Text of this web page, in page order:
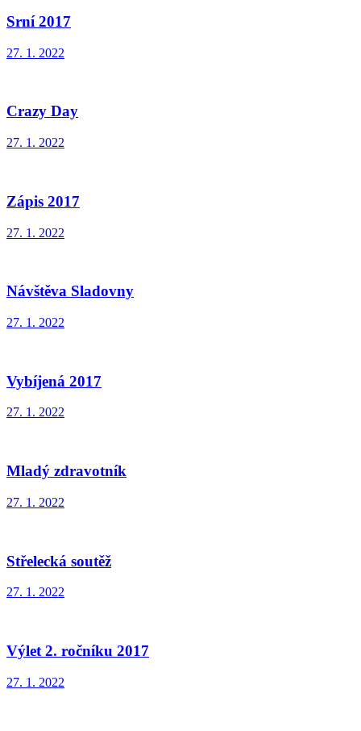
Srní 2017
27. 1. 2022
Crazy Day
27. 1. 2022
Zápis 2017
27. 1. 2022
Návštěva Sladovny
27. 1. 2022
Vybíjená 2017
27. 1. 2022
Mladý zdravotník
27. 1. 2022
Střelecká soutěž
27. 1. 2022
Výlet 2. ročníku 2017
27. 1. 2022